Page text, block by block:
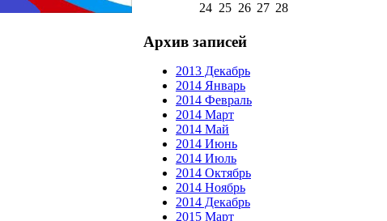
24 25 26 27 28
Архив записей
2013 Декабрь
2014 Январь
2014 Февраль
2014 Март
2014 Май
2014 Июнь
2014 Июль
2014 Октябрь
2014 Ноябрь
2014 Декабрь
2015 Март